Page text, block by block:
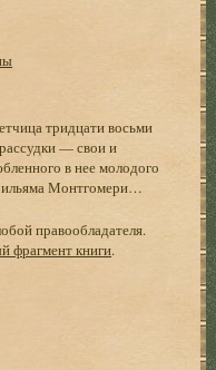
тридцати восьми
— свои и
в нее молодого
Монтгомери…
правообладателя.
фрагмент книги.